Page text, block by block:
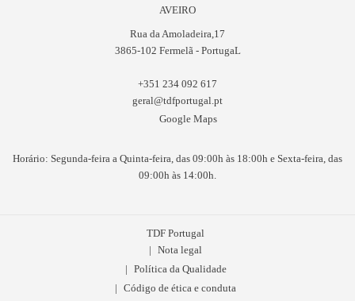
AVEIRO
Rua da Amoladeira,17
3865-102 Fermelã - PortugaL
+351 234 092 617
geral@tdfportugal.pt
Google Maps
Horário: Segunda-feira a Quinta-feira, das 09:00h às 18:00h e Sexta-feira, das
09:00h às 14:00h.
TDF Portugal
Nota legal
Política da Qualidade
Código de ética e conduta